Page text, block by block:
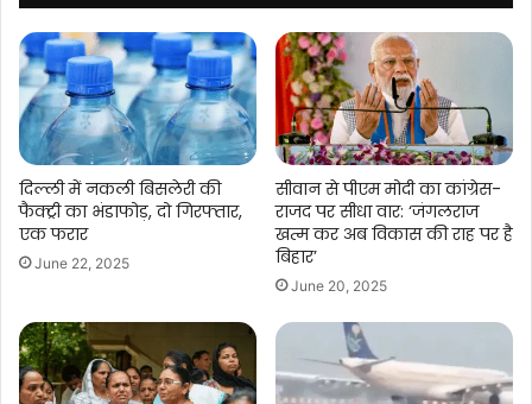
दिल्ली में नकली बिसलेरी की
फैक्ट्री का भंडाफोड़, दो गिरफ्तार,
एक फरार
June 22, 2025
सीवान से पीएम मोदी का कांग्रेस-
राजद पर सीधा वार: ‘जंगलराज
खत्म कर अब विकास की राह पर है
बिहार’
June 20, 2025